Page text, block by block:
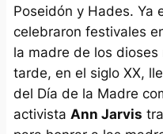
Poseidón y Hades. Ya
celebraron festivales
la madre de los dioses
tarde, en el siglo XX,
del Día de la Madre
activista Ann Jarvis